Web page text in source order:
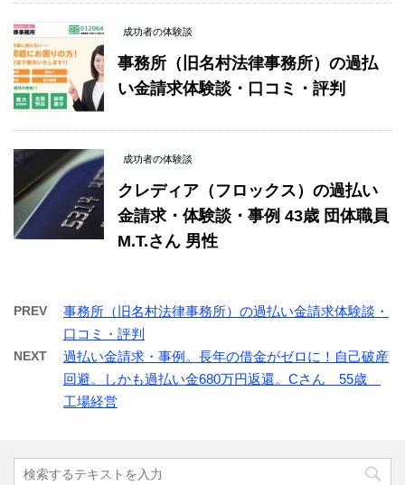
成功者の体験談
事務所（旧名村法律事務所）の過払
い金請求体験談・口コミ・評判
成功者の体験談
クレディア（フロックス）の過払い
金請求・体験談・事例 43歳 団体職員
M.T.さん 男性
PREV
事務所（旧名村法律事務所）の過払い金請求体験談・
口コミ・評判
NEXT
過払い金請求・事例。長年の借金がゼロに！自己破産
回避。しかも過払い金680万円返還。Cさん 55歳
工場経営